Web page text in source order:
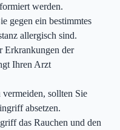
werden.
gegen ein bestimmtes
allergisch sind.
Erkrankungen der
Ihren Arzt
sollten Sie
absetzen.
das Rauchen und den